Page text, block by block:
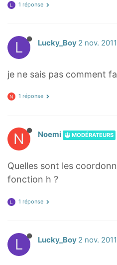
L 1 réponse
L Lucky_Boy 2 nov.
je ne sais pas comment
N 1 réponse
N Noemi MODÉRATEURS
Quelles sont les
fonction h ?
L 1 réponse
L Lucky_Boy 2 nov.